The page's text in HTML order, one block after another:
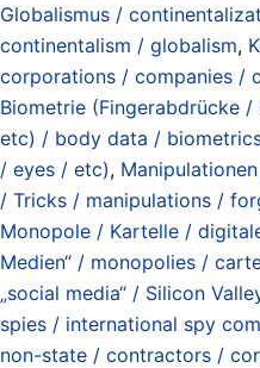
Globalismus /
continentalism / globalism,
corporations / companies /
Biometrie (Fingerabdrücke
etc) / body data /
/ eyes / etc),
/ Tricks / manipulations /
Monopole / Kartelle /
Medien“ / monopolies /
„social media“ / Silicon
spies / international spy
non-state / contractors /